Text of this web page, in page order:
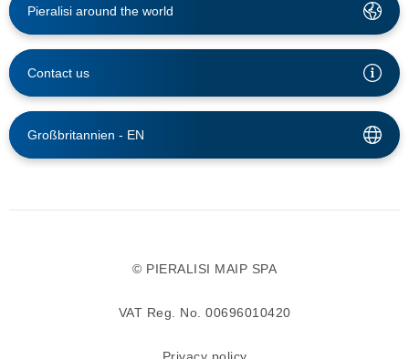
Pieralisi around the world
Contact us
Großbritannien - EN
© PIERALISI MAIP SPA
VAT Reg. No. 00696010420